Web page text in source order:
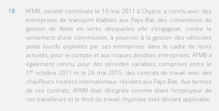
18 AFMB, société constituée le 10 mai 2011 à Chypre, a conclu avec des
entreprises de transport établies aux Pays-Bas des conventions de
gestion de flotte en vertu desquelles elle s’engageait, contre le
versement d’une commission, à pourvoir à la gestion des véhicules
poids lourds exploités par ces entreprises dans le cadre de leurs
activités, pour le compte et aux risques desdites entreprises. AFMB a
également conclu, pour des périodes variables, comprises entre le
1 er octobre 2011 et le 26 mai 2015, des contrats de travail avec des
chauffeurs routiers internationaux résidant aux Pays-Bas. Aux termes
de ces contrats, AFMB était désignée comme étant l’employeur de
ces travailleurs et le droit du travail chypriote était déclaré applicable.